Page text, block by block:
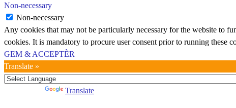
Non-necessary
Non-necessary
Any cookies that may not be particularly necessary for the website to
cookies. It is mandatory to procure user consent prior to running these
GEM & ACCEPTÈR
Translate »
Translate